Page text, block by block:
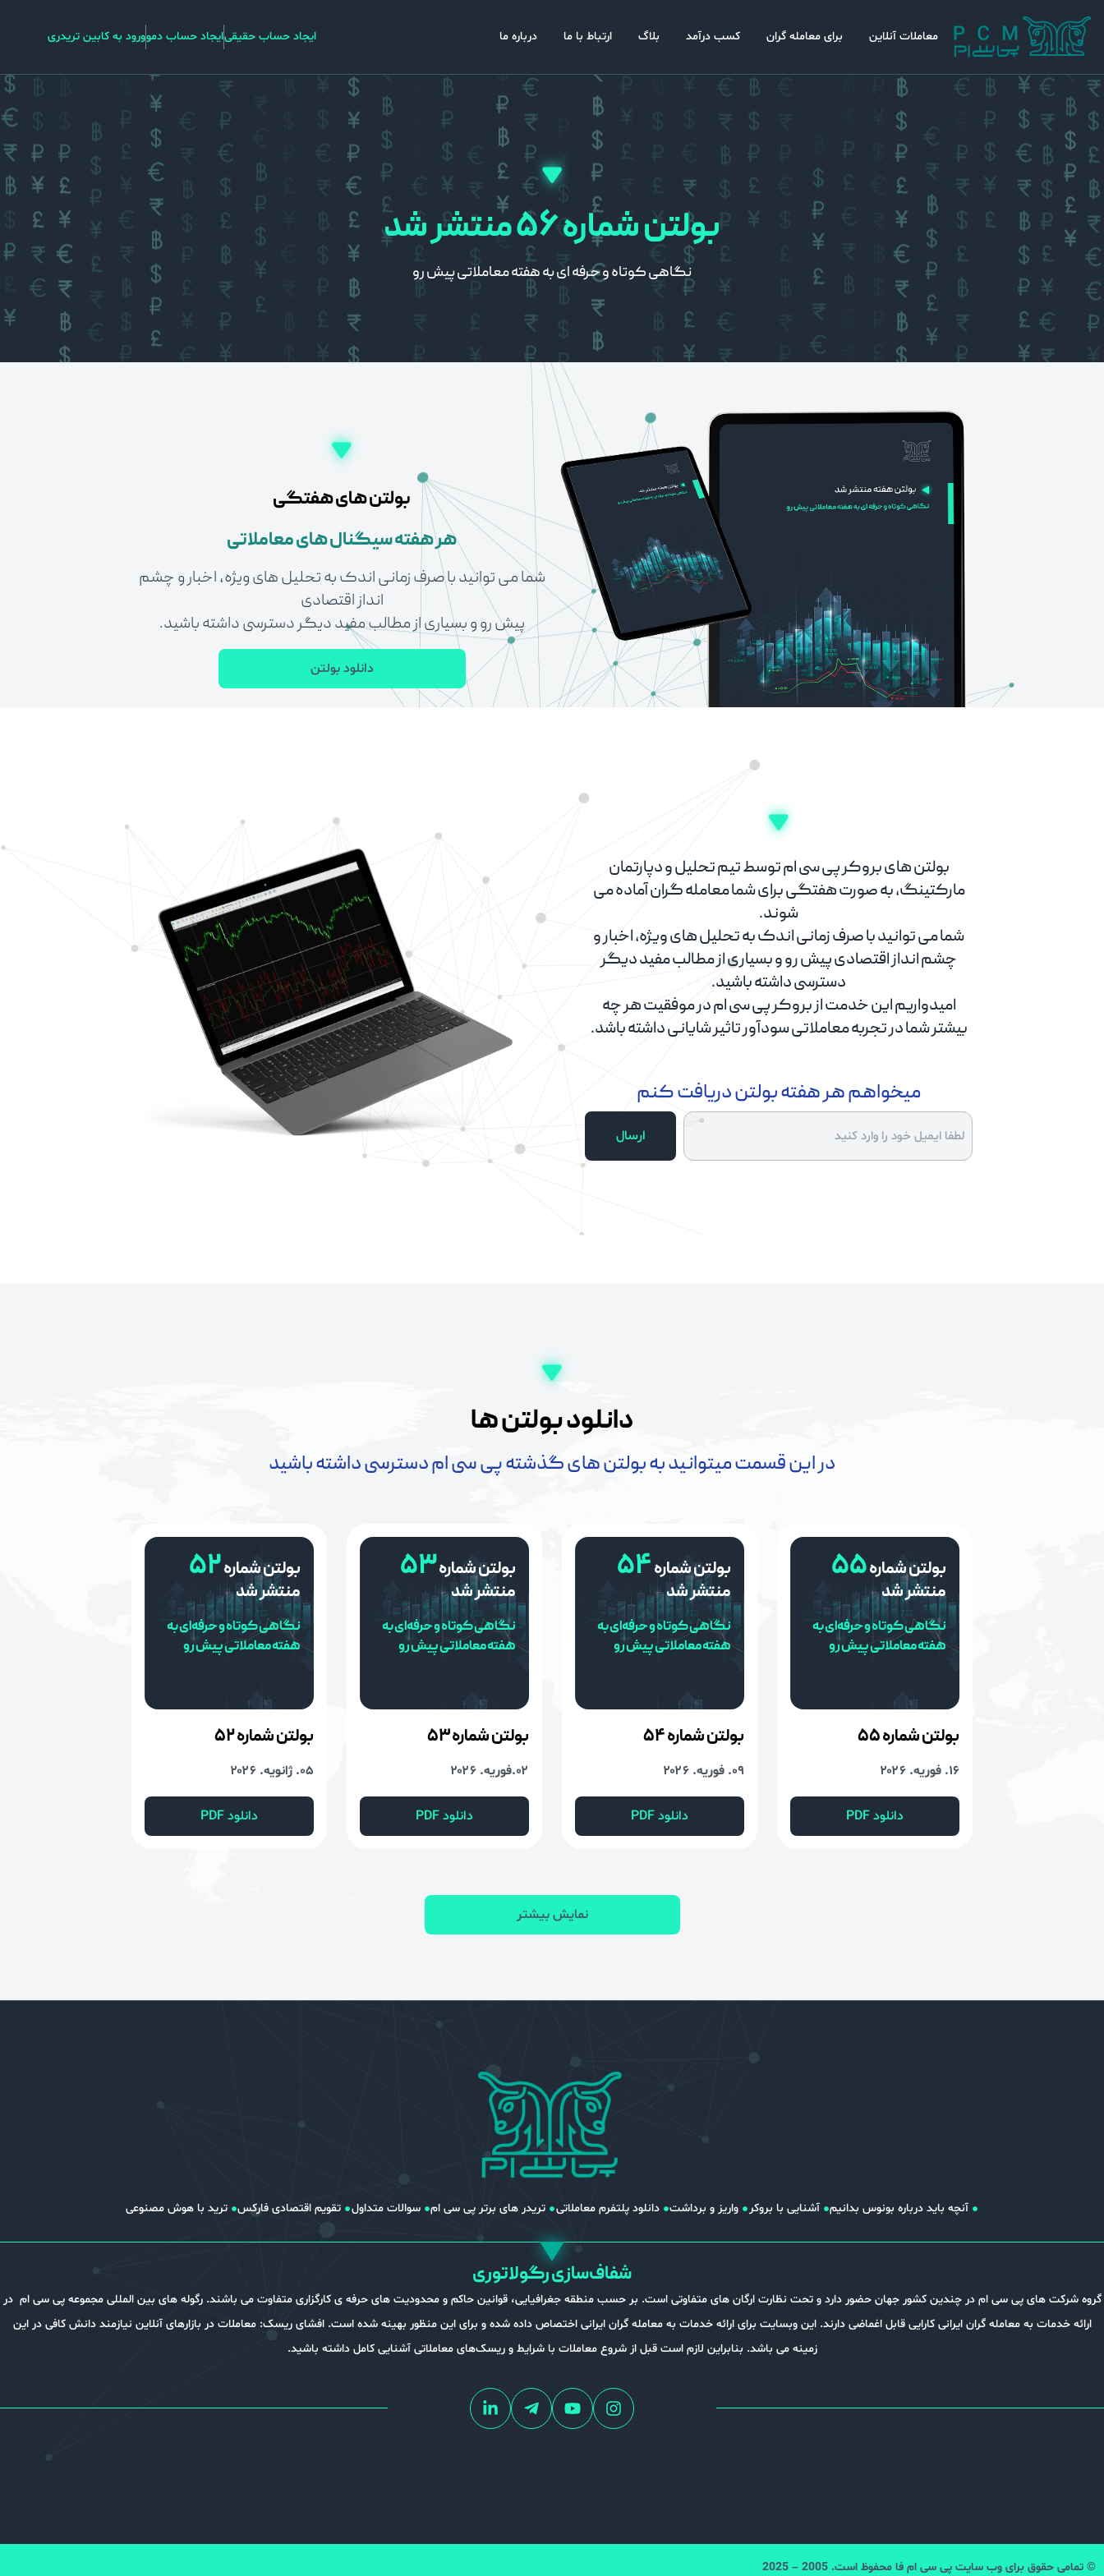
معاملات آنلاین برای معامله گران کسب درآمد بلاگ ارتباط با ما درباره ما ایجاد حساب حقیقیایجاد حساب دموورود به کابین تریدری
بولتن شماره۵۶منتشر شد
نگاهی کوتاه و حرفه ای به هفته معاملاتی پیش رو
بولتن های هفتگی
هر هفته سیگنال های معاملاتی
شما می توانید با صرف زمانی اندک به تحلیل های ویژه، اخبار و چشم
انداز اقتصادی
پیش رو و بسیاری از مطالب مفید دیگر دسترسی داشته باشید.
دانلود بولتن
بولتن های بروکر پی سی ام توسط تیم تحلیل و دپارتمان
مارکتینگ، به صورت هفتگی برای شما معامله گران آماده می
شوند.
شما می توانید با صرف زمانی اندک به تحلیل های ویژه، اخبار و
چشم انداز اقتصادی پیش رو و بسیاری از مطالب مفید دیگر
دسترسی داشته باشید.
امیدواریم این خدمت از بروکر پی سی ام در موفقیت هر چه
بیشتر شما در تجربه معاملاتی سودآور تاثیر شایانی داشته باشد.
میخواهم هر هفته بولتن دریافت کنم
دانلود بولتن ها
در این قسمت میتوانید به بولتن های گذشته پی سی ام دسترسی داشته باشید
بولتن شماره۵۵
منتشر شد
نگاهی کوتاه و حرفه‌ای به
هفته معاملاتی پیش رو
بولتن شماره۵۵
۱۶. فوریه. ۲۰۲۶
دانلود PDF
بولتن شماره۵۴
منتشر شد
نگاهی کوتاه و حرفه‌ای به
هفته معاملاتی پیش رو
بولتن شماره۵۴
۰۹. فوریه. ۲۰۲۶
دانلود PDF
بولتن شماره۵۳
منتشر شد
نگاهی کوتاه و حرفه‌ای به
هفته معاملاتی پیش رو
بولتن شماره۵۳
۰۲.فوریه. ۲۰۲۶
دانلود PDF
بولتن شماره۵۲
منتشر شد
نگاهی کوتاه و حرفه‌ای به
هفته معاملاتی پیش رو
بولتن شماره۵۲
۰۵. ژانویه. ۲۰۲۶
دانلود PDF
نمایش بیشتر
آنچه باید درباره بونوس بدانیم آشنایی با بروکر واریز و برداشت دانلود پلتفرم معاملاتی تریدر های برتر پی سی ام سوالات متداول تقویم اقتصادی فارکس ترید با هوش مصنوعی
شفاف‌سازی رگولاتوری
گروه شرکت های پی سی ام در چندین کشور جهان حضور دارد و تحت نظارت ارگان های متفاوتی است. بر حسب منطقه جغرافیایی، قوانین حاکم و محدودیت های حرفه ی کارگزاری متفاوت می باشند. رگوله های بین المللی مجموعه پی سی ام در
ارائه خدمات به معامله گران ایرانی کارایی قابل اغماضی دارند. این وبسایت برای ارائه خدمات به معامله گران ایرانی اختصاص داده شده و برای این منظور بهینه شده است. افشای ریسک: معاملات در بازارهای آنلاین نیازمند دانش کافی در این
زمینه می باشد. بنابراین لازم است قبل از شروع معاملات با شرایط و ریسک‌های معاملاتی آشنایی کامل داشته باشید.
© تمامی حقوق برای وب سایت پی سی ام فا محفوظ است. 2005 – 2025